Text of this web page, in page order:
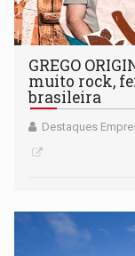
GREGO
muito rock,
brasileira
Destaques